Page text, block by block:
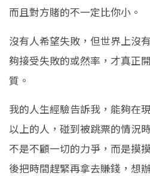
而且對方賭的不一定比你小。
沒有人希望失敗，但世界上沒
夠接受失敗的或然率，才真正
質。
我的人生經驗告訴我，能夠在
以上的人，碰到被跳票的情況
不是不顧一切的力爭，而是摸
後把時間趕緊再拿去賺錢，想